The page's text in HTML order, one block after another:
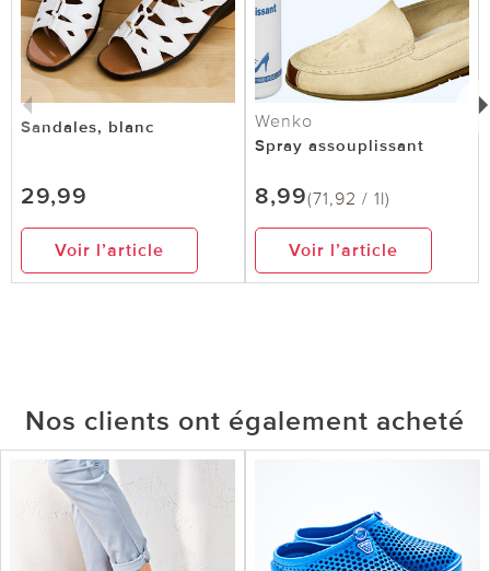
Sandales, blanc
29,99
Voir l’article
Wenko
Spray assouplissant
8,99(71,92 / 1l)
Voir l’article
Nos clients ont également acheté